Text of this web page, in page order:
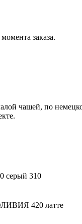
заказа.
чашей, по
серый 310
420 латте